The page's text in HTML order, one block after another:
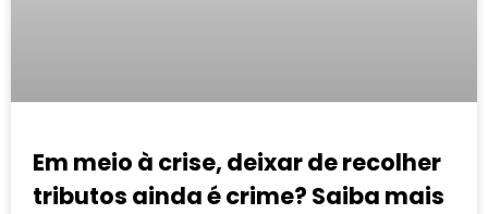
Em meio à crise, deixar de recolher
tributos ainda é crime? Saiba mais